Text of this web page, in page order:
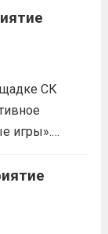
3000 м. с
СК
игры».